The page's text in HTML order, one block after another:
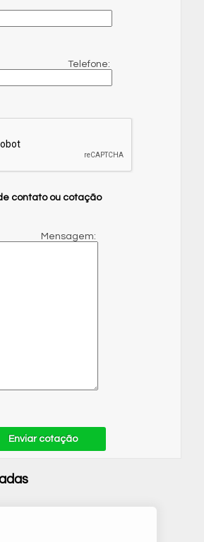
Telefone:
contato ou cotação
Mensagem:
Enviar cotação